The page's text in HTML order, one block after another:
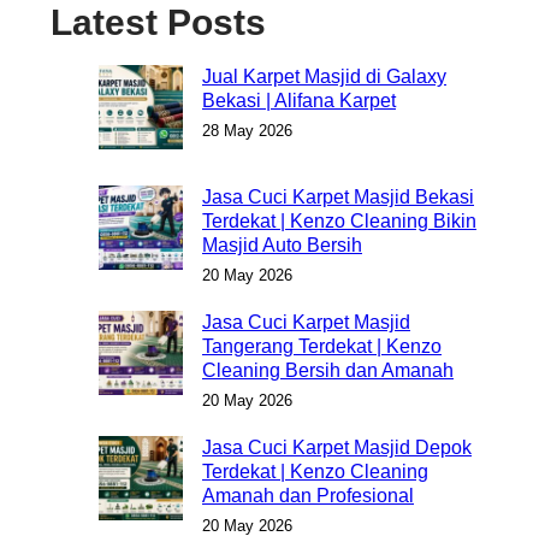
Latest Posts
Jual Karpet Masjid di Galaxy
Bekasi | Alifana Karpet
28 May 2026
Jasa Cuci Karpet Masjid Bekasi
Terdekat | Kenzo Cleaning Bikin
Masjid Auto Bersih
20 May 2026
Jasa Cuci Karpet Masjid
Tangerang Terdekat | Kenzo
Cleaning Bersih dan Amanah
20 May 2026
Jasa Cuci Karpet Masjid Depok
Terdekat | Kenzo Cleaning
Amanah dan Profesional
20 May 2026